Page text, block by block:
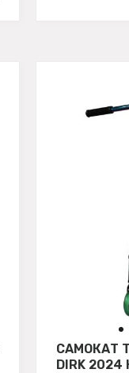
САМОКАТ
DIRK 2024